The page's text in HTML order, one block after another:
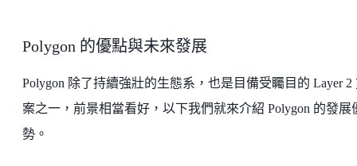
Polygon 的優點與未來發展
Polygon 除了持續強壯的生態系，也是目備受矚目的 Layer 2
案之一，前景相當看好，以下我們就來介紹 Polygon 的發展
勢。